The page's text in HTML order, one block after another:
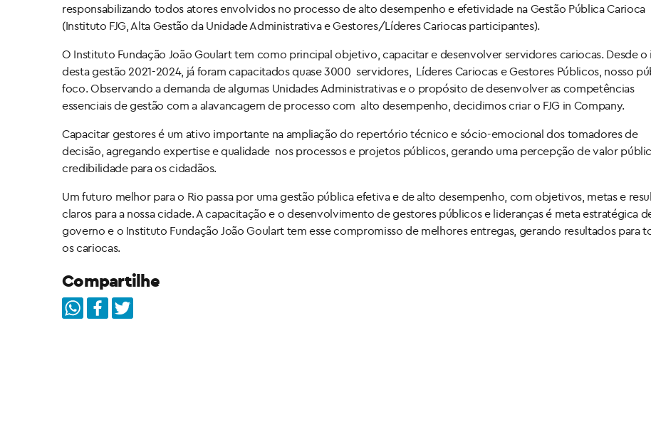
responsabilizando todos atores envolvidos no processo de alto desempenho e efetividade na Gestão Pública Carioca
(Instituto FJG, Alta Gestão da Unidade Administrativa e Gestores/Líderes Cariocas participantes).
O Instituto Fundação João Goulart tem como principal objetivo, capacitar e desenvolver servidores cariocas. Desde o
desta gestão 2021-2024, já foram capacitados quase 3000 servidores, Líderes Cariocas e Gestores Públicos, nosso
foco. Observando a demanda de algumas Unidades Administrativas e o propósito de desenvolver as competências
essenciais de gestão com a alavancagem de processo com alto desempenho, decidimos criar o FJG in Company.
Capacitar gestores é um ativo importante na ampliação do repertório técnico e sócio-emocional dos tomadores de
decisão, agregando expertise e qualidade nos processos e projetos públicos, gerando uma percepção de valor
credibilidade para os cidadãos.
Um futuro melhor para o Rio passa por uma gestão pública efetiva e de alto desempenho, com objetivos, metas e
claros para a nossa cidade. A capacitação e o desenvolvimento de gestores públicos e lideranças é meta estratégica
governo e o Instituto Fundação João Goulart tem esse compromisso de melhores entregas, gerando resultados para
os cariocas.
Compartilhe